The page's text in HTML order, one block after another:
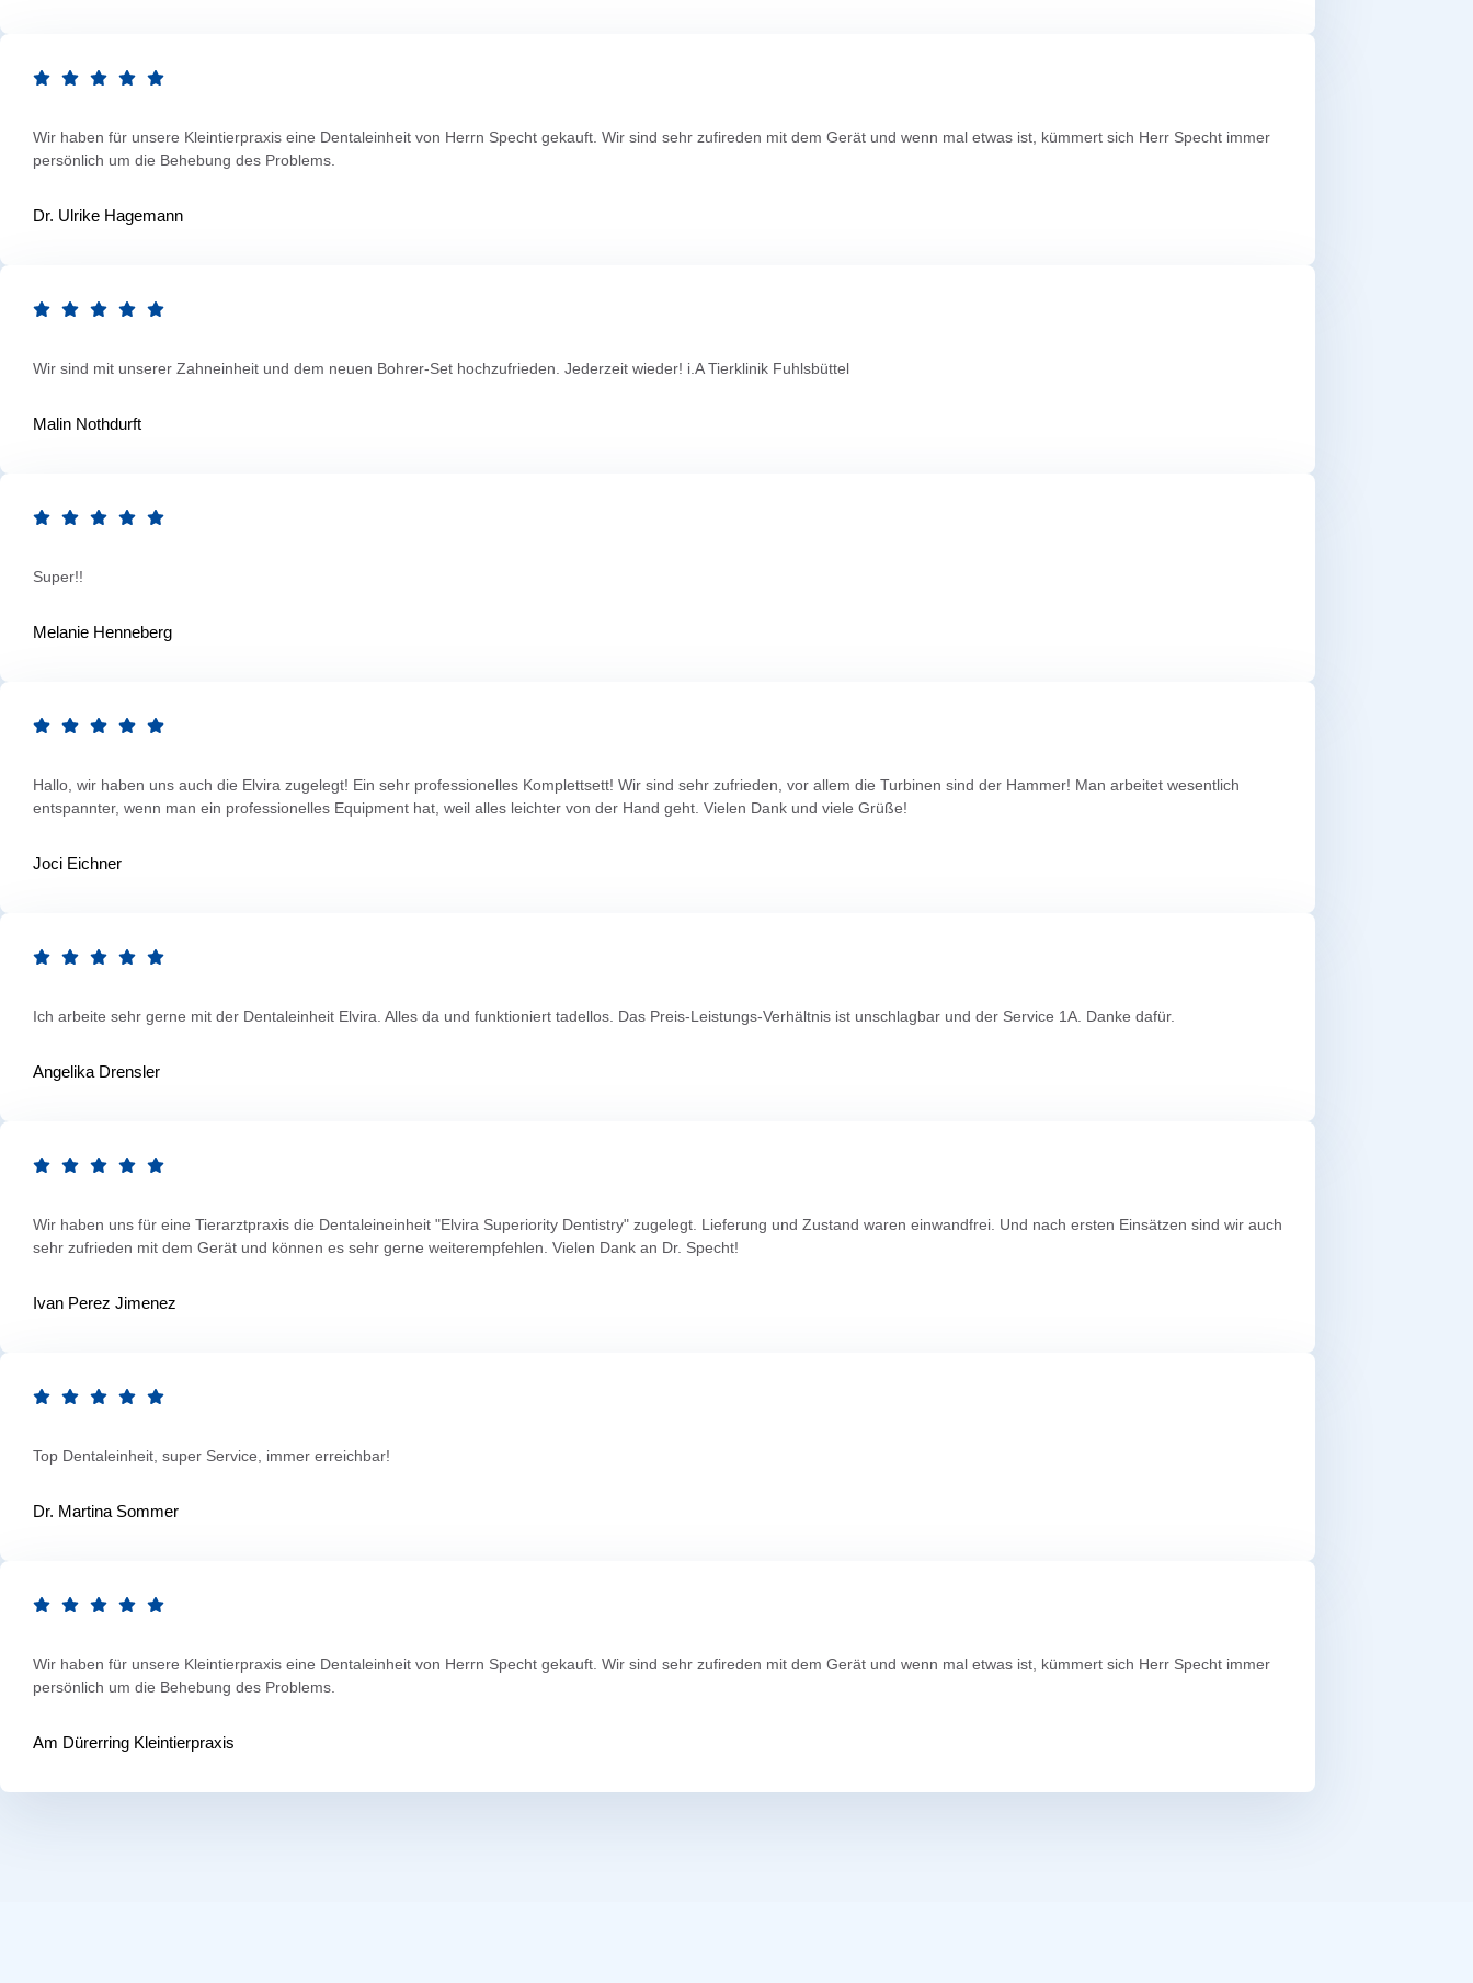
Wir haben für unsere Kleintierpraxis eine Dentaleinheit von Herrn Specht gekauft. Wir sind sehr zufireden mit dem Gerät und wenn mal etwas ist, kümmert sich Herr Specht immer
persönlich um die Behebung des Problems.
Dr. Ulrike Hagemann
Wir sind mit unserer Zahneinheit und dem neuen Bohrer-Set hochzufrieden. Jederzeit wieder! i.A Tierklinik Fuhlsbüttel
Malin Nothdurft
Super!!
Melanie Henneberg
Hallo, wir haben uns auch die Elvira zugelegt! Ein sehr professionelles Komplettsett! Wir sind sehr zufrieden, vor allem die Turbinen sind der Hammer! Man arbeitet wesentlich
entspannter, wenn man ein professionelles Equipment hat, weil alles leichter von der Hand geht. Vielen Dank und viele Grüße!
Joci Eichner
Ich arbeite sehr gerne mit der Dentaleinheit Elvira. Alles da und funktioniert tadellos. Das Preis-Leistungs-Verhältnis ist unschlagbar und der Service 1A. Danke dafür.
Angelika Drensler
Wir haben uns für eine Tierarztpraxis die Dentaleineinheit "Elvira Superiority Dentistry" zugelegt. Lieferung und Zustand waren einwandfrei. Und nach ersten Einsätzen sind wir auch
sehr zufrieden mit dem Gerät und können es sehr gerne weiterempfehlen. Vielen Dank an Dr. Specht!
Ivan Perez Jimenez
Top Dentaleinheit, super Service, immer erreichbar!
Dr. Martina Sommer
Wir haben für unsere Kleintierpraxis eine Dentaleinheit von Herrn Specht gekauft. Wir sind sehr zufireden mit dem Gerät und wenn mal etwas ist, kümmert sich Herr Specht immer
persönlich um die Behebung des Problems.
Am Dürerring Kleintierpraxis